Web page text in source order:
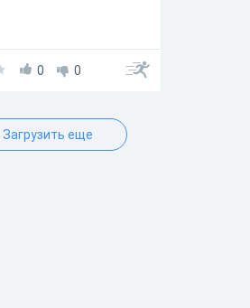
0 0
Загрузить еще